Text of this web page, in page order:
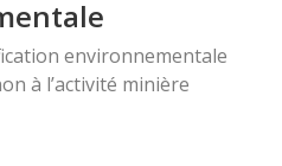
environnementale
à l’activité minière